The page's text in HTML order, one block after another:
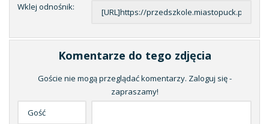
Wklej odnośnik:
Komentarze do tego zdjęcia
Goście nie mogą przeglądać komentarzy. Zaloguj się -
zapraszamy!